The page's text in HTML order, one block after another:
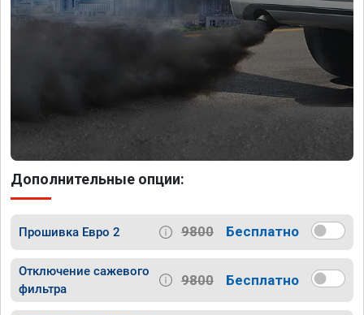
Дополнительные опции:
Прошивка Евро 2 9800 Бесплатно
Отключение сажевого
фильтра
9800 Бесплатно